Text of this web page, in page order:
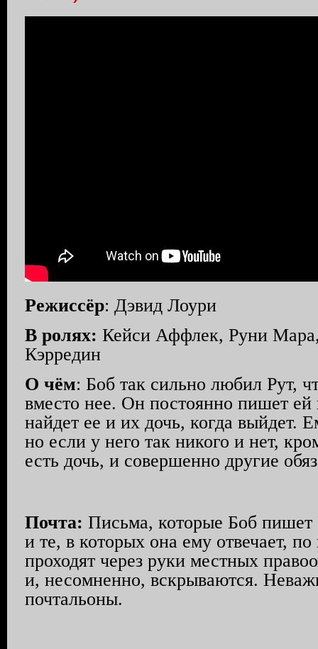
Режиссёр: Дэвид Лоури
В ролях: Кейси Аффлек, Руни
Кэрредин
О чём: Боб так сильно любил Рут,
вместо нее. Он постоянно пишет
найдет ее и их дочь, когда выйдет.
но если у него так никого и нет,
есть дочь, и совершенно другие
Почта: Письма, которые Боб
и те, в которых она ему отвечает,
проходят через руки местных
и, несомненно, вскрываются.
почтальоны.